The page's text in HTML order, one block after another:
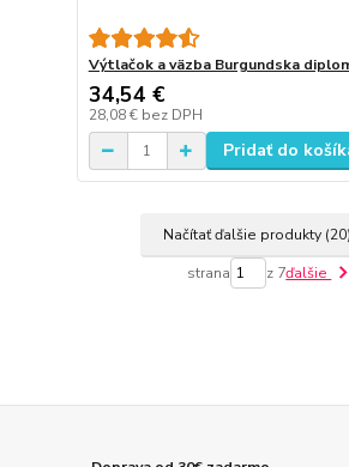
Výtlačok a väzba Burgundska
34,54 €
28,08 € bez DPH
Pridať do
Načítať ďalšie produkty (20)
strana z 7ďalšie